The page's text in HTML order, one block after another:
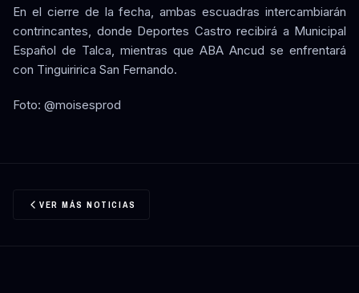
En el cierre de la fecha, ambas escuadras intercambiarán
contrincantes, donde Deportes Castro recibirá a Municipal
Español de Talca, mientras que ABA Ancud se enfrentará
con Tinguiririca San Fernando.
Foto: @moisesprod
VER MÁS NOTICIAS